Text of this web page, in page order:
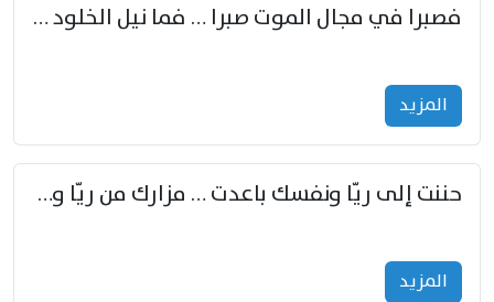
فصبرا في مجال الموت صبرا … فما نيل الخلود بمستطاع
المزید
حننت إلى ريّا ونفسك باعدت … مزارك من ريّا وشعباكما معا
المزید